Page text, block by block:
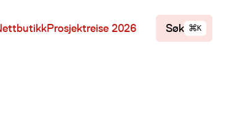
Prosjektreise 2026 Søk ⌘ K